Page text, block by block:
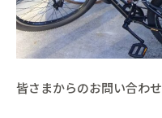
皆さまからのお問い合わ